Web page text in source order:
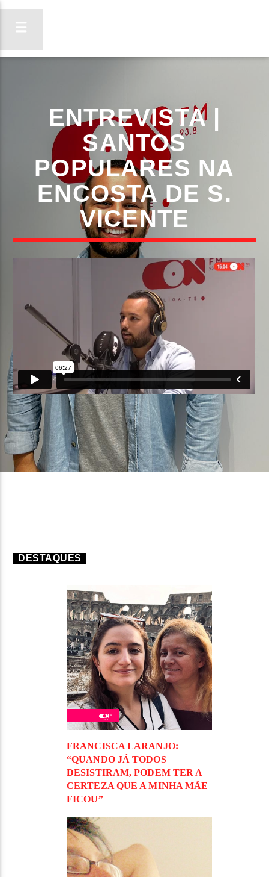
ON FM
LIGA-TE
TÍTULO
ARTISTA
ON FM
ENTREVISTA |
SANTOS
POPULARES NA
ENCOSTA DE S.
VICENTE
DESTAQUES
FRANCISCA LARANJO:
“QUANDO JÁ TODOS
DESISTIRAM, PODEM TER A
CERTEZA QUE A MINHA MÃE
FICOU”